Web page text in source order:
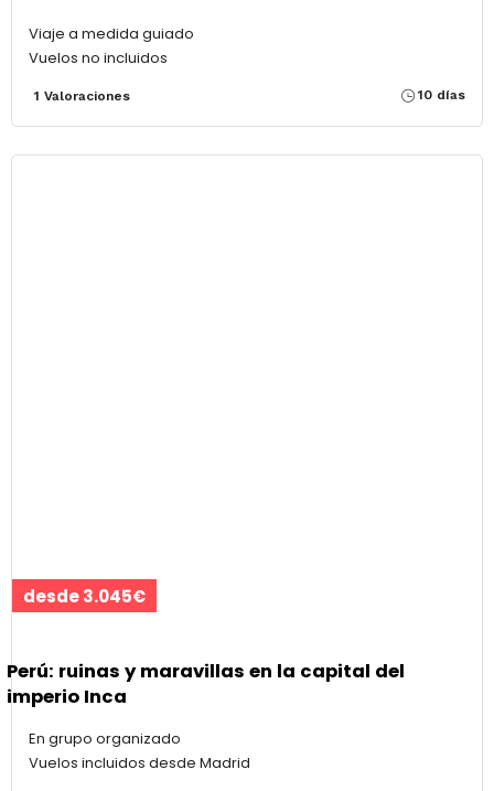
Viaje a medida guiado
Vuelos no incluidos
1 Valoraciones 10 días
desde 3.045€
Perú: ruinas y maravillas en la capital del
imperio Inca
En grupo organizado
Vuelos incluidos desde Madrid